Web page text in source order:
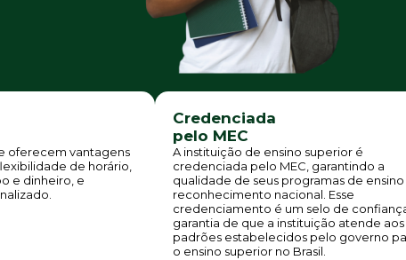
oferecem vantagens
de horário,
e dinheiro, e
Credenciada
pelo MEC
A instituição de ensino superior é
credenciada pelo MEC, garantindo a
qualidade de seus programas de ensino
reconhecimento nacional. Esse
credenciamento é um selo de
garantia de que a instituição atende aos
padrões estabelecidos pelo governo
o ensino superior no Brasil.